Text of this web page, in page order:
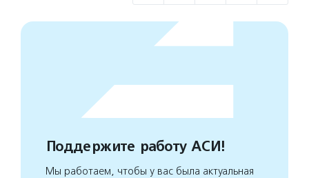
Поддержите работу АСИ!
Мы работаем, чтобы у вас была актуальная